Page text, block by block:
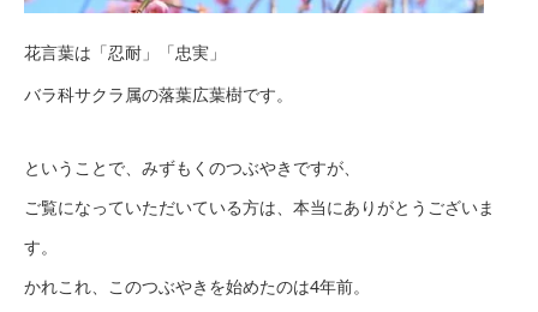
花言葉は「忍耐」「忠実」
バラ科サクラ属の落葉広葉樹です。
ということで、みずもくのつぶやきですが、
ご覧になっていただいている方は、本当にありがとうございま
す。
かれこれ、このつぶやきを始めたのは4年前。